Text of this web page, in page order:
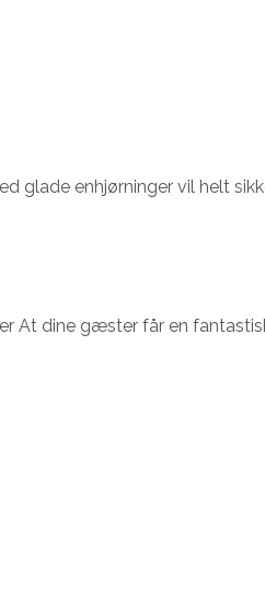
glade enhjørninger vil helt
At dine gæster får en